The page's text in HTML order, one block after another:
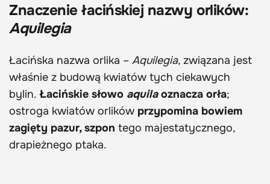
Znaczenie łacińskiej nazwy orlików:
Aquilegia
Łacińska nazwa orlika – Aquilegia, związana jest
właśnie z budową kwiatów tych ciekawych
bylin.Łacińskie słowo aquilaoznacza orła;
ostroga kwiatów orlików przypomina bowiem
zagięty pazur, szpon tego majestatycznego,
drapieżnego ptaka.